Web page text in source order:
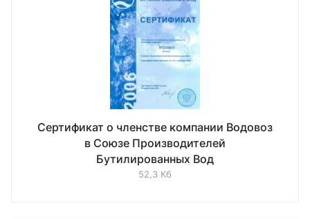
Сертификат о членстве компании Водовоз
в Союзе Производителей
Бутилированных Вод
52,3 Кб